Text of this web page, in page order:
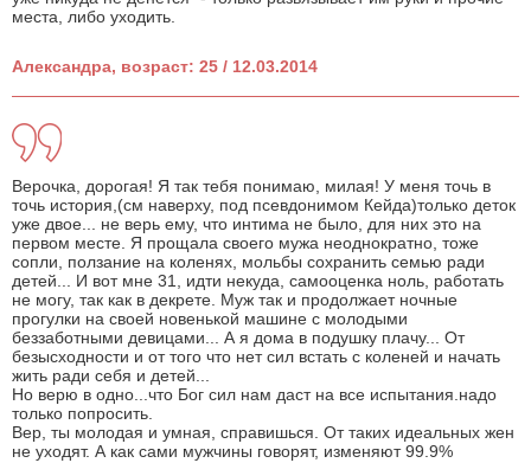
места, либо уходить.
Александра, возраст: 25 / 12.03.2014
Верочка, дорогая! Я так тебя понимаю, милая! У меня точь в
точь история,(см наверху, под псевдонимом Кейда)только деток
уже двое... не верь ему, что интима не было, для них это на
первом месте. Я прощала своего мужа неоднократно, тоже
сопли, ползание на коленях, мольбы сохранить семью ради
детей... И вот мне 31, идти некуда, самооценка ноль, работать
не могу, так как в декрете. Муж так и продолжает ночные
прогулки на своей новенькой машине с молодыми
беззаботными девицами... А я дома в подушку плачу... От
безысходности и от того что нет сил встать с коленей и начать
жить ради себя и детей...
Но верю в одно...что Бог сил нам даст на все испытания.надо
только попросить.
Вер, ты молодая и умная, справишься. От таких идеальных жен
не уходят. А как сами мужчины говорят, изменяют 99.9%